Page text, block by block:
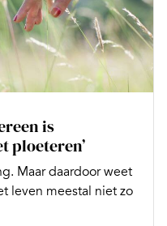
is
ploeteren’
Maar daardoor weet
leven meestal niet zo